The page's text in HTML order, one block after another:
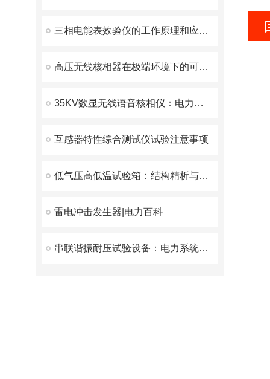
三相电能表效验仪的工作原理和应用技巧
高压无线核相器在极端环境下的可靠性和稳定性表现
35KV数显无线语音核相仪：电力行业的相位校验利器
互感器特性综合测试仪试验注意事项
低气压高低温试验箱：结构精析与性能优势深度解读
雷电冲击发生器|电力百科
串联谐振耐压试验设备：电力系统安全的守护者